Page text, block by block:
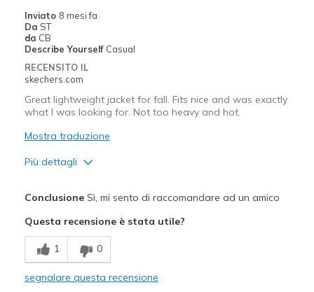
Going Out
Travel
Width
Feels true to width
Sizing
Inviato 8 mesi fa
Da ST
da CB
Describe Yourself Casual
RECENSITO IL
skechers.com
Great lightweight jacket for fall. Fits nice and was exactly
what I was looking for. Not too heavy and hot.
Mostra traduzione
Più dettagli
Stylish
Migliori Utilizzi:
Casual Wear
ConclusioneSì, mi sento di raccomandare ad un amico
Questa recensione è stata utile?
1 0
segnalare questa recensione